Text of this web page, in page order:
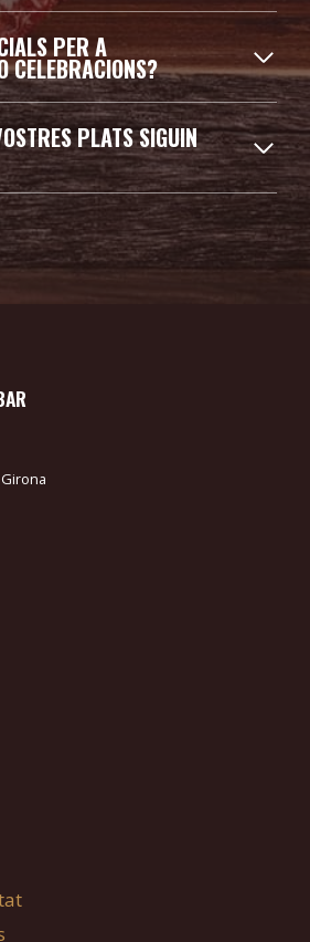
PER A
CELEBRACIONS?
PLATS SIGUIN